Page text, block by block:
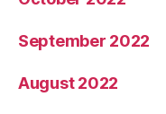
September 2022
August 2022